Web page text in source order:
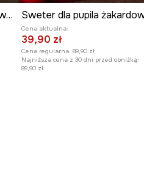
Sweter dla pupila żakardowy wzorzysty
Cena aktualna:
39,90 zł
Cena regularna: 89,90 zł
Najniższa cena z 30 dni przed obniżką:
89,90 zł